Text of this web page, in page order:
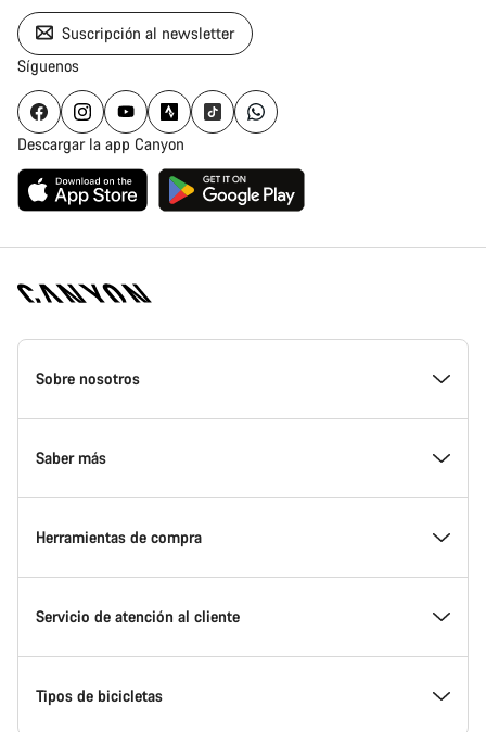
Suscripción al newsletter
Síguenos
Descargar la app Canyon
Canyon
Homepage
Sobre nosotros
Conoce Canyon
Innovación en Canyon
Canyon Factory Racing
Premios
Saber más
Eventos
Encuentra un punto de servicio Canyon
Equipos, deportistas y ciclistas
Herramientas de compra
Encuentra tu bicicleta
Bicicletas disponibles
Servicio de atención al cliente
Centro de ayuda
Tipos de bicicletas